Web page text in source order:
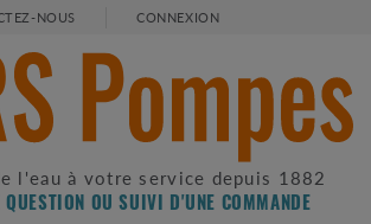
NOUS CONNEXION
l'eau à votre service depuis 1882
QUESTION OU SUIVI D'UNE COMMANDE